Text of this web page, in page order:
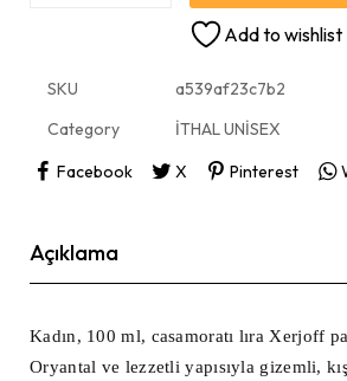
Add to wishlist
SKU
a539af23c7b2
Category
İTHAL UNİSEX
Facebook
X Pinterest
Açıklama
Kadın, 100 ml, casamoratı lıra Xerjoff
Oryantal ve lezzetli yapısıyla gizemli,